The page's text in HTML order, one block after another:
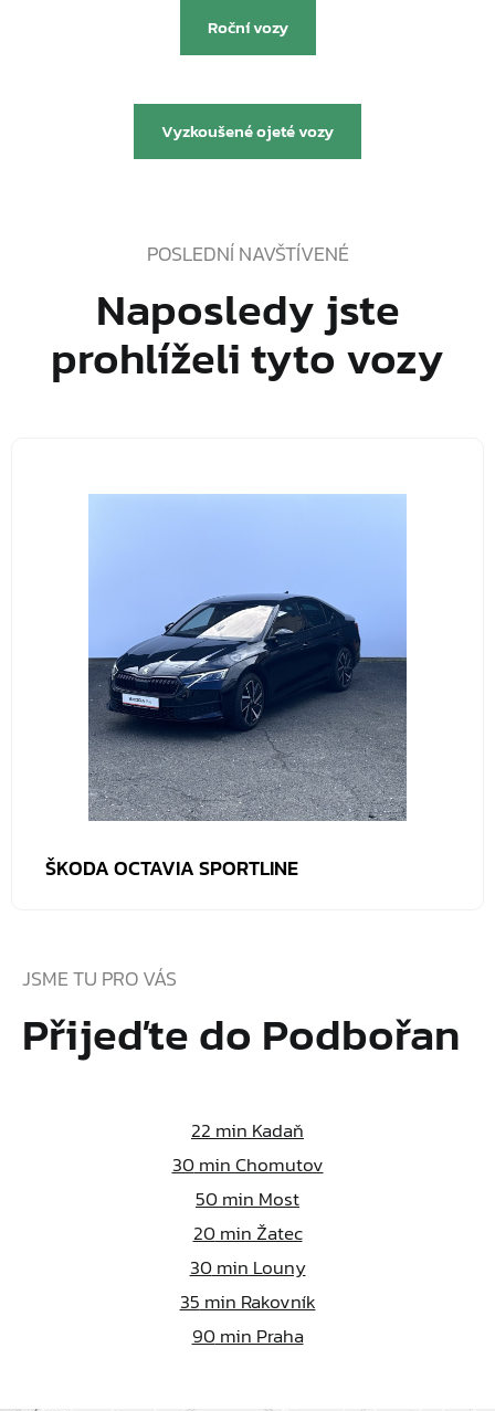
Roční vozy
Vyzkoušené ojeté vozy
POSLEDNÍ NAVŠTÍVENÉ
Naposledy jste
prohlíželi tyto vozy
ŠKODA OCTAVIA SPORTLINE
JSME TU PRO VÁS
Přijeďte do Podbořan
22 min Kadaň
30min Chomutov
50min Most
20min Žatec
30min Louny
35 min Rakovník
90min Praha